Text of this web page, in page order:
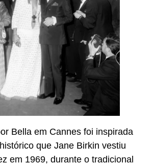
Bella em Cannes foi inspirada
que Jane Birkin vestiu
em 1969, durante o tradicional